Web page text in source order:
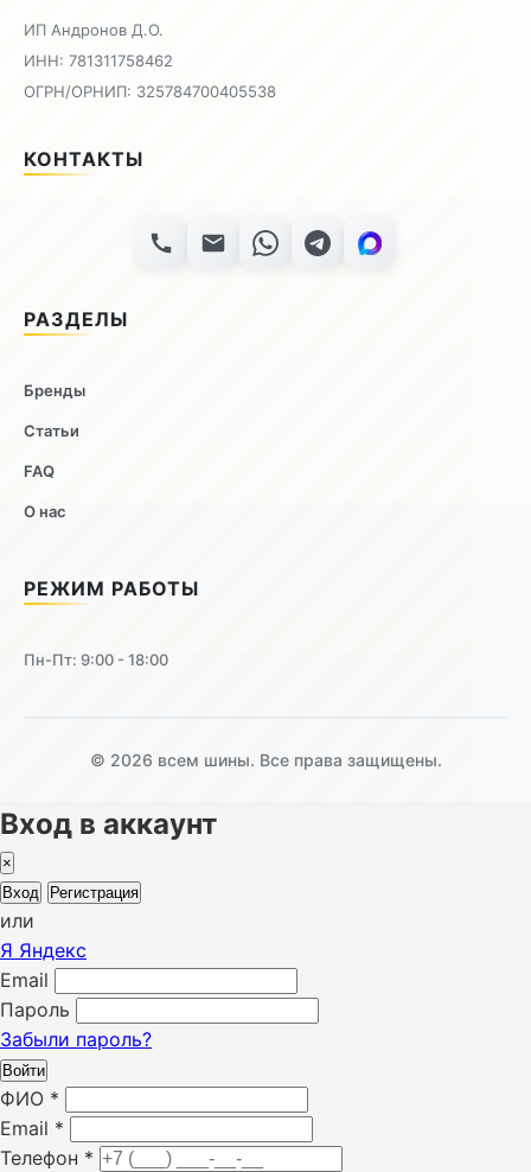
ИП Андронов Д.О.
ИНН: 781311758462
ОГРН/ОРНИП: 325784700405538
КОНТАКТЫ
РАЗДЕЛЫ
Бренды
Статьи
FAQ
О нас
РЕЖИМ РАБОТЫ
Пн-Пт: 9:00 - 18:00
© 2026 всем шины. Все права защищены.
Вход в аккаунт
×
Вход
Регистрация
или
Я Яндекс
Email
Пароль
Забыли пароль?
Войти
ФИО *
Email *
Телефон *